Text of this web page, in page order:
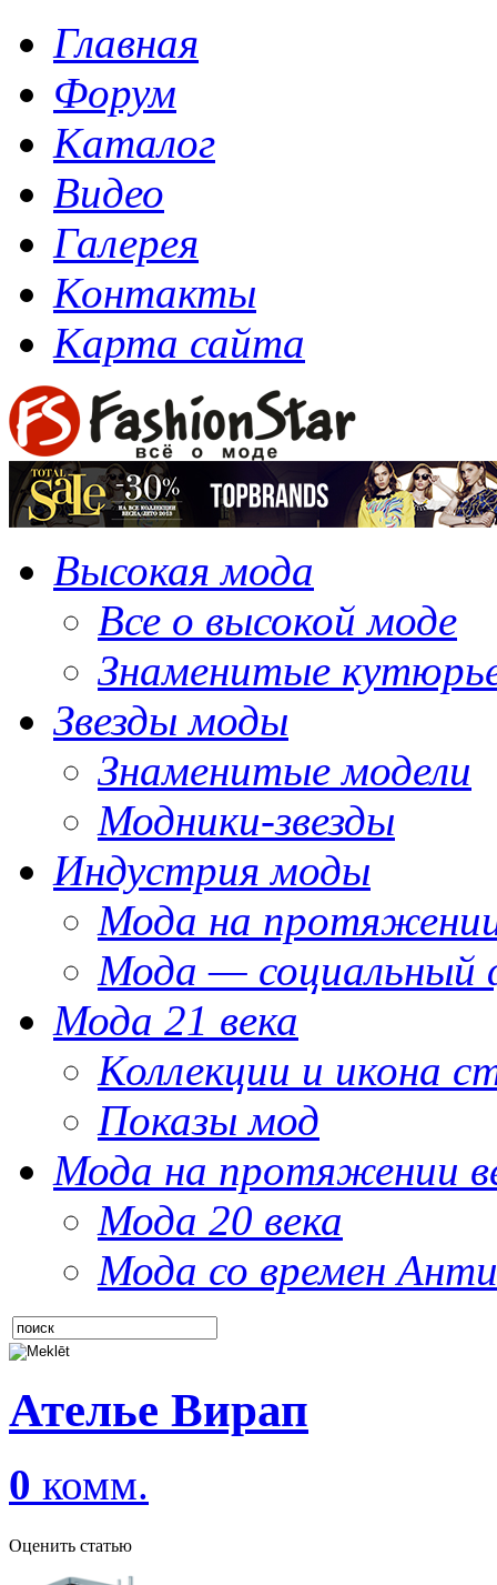
Главная
Форум
Каталог
Видео
Галерея
Контакты
Карта сайта
Высокая мода
Все о высокой моде
Знаменитые
Звезды моды
Знаменитые модели
Модники-звезды
Индустрия моды
Мода на
Мода — социальный
Мода 21 века
Коллекции и икона
Показы мод
Мода на протяжении
Мода 20 века
Мода со времен
Ателье Вирап
0 комм.
Оценить статью